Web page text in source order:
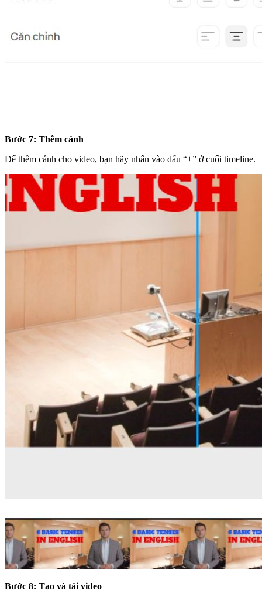
Bước 7: Thêm cảnh
Để thêm cảnh cho video, bạn hãy nhấn vào dấu “+” ở cuối timeline.
Bước 8: Tạo và tải video